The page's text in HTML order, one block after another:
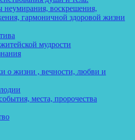
неумирания, воскрешения,
гармоничной здоровой жизни
мудрости
о жизни , вечности, любви и
места, пророчества